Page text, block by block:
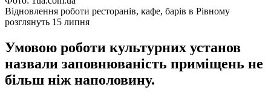
Відновлення роботи ресторанів, кафе, барів в Рівному
розглянуть 15 липня
Умовою роботи культурних установ
назвали заповнюваність приміщень не
більш ніж наполовину.